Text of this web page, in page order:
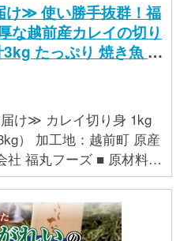
≫ 使い勝手抜群！福
な越前産カレイの切り
たっぷり 焼き魚 煮
け≫ カレイ切り身 1kg
） 加工地：越前町 原産
フーズ ■ 原材料
品をお届けいたしま